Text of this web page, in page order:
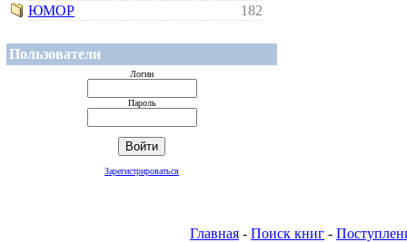
ЮМОР
182
Пользователи
Логин
Пароль
Зарегистрироваться
Главная - Поиск книг -